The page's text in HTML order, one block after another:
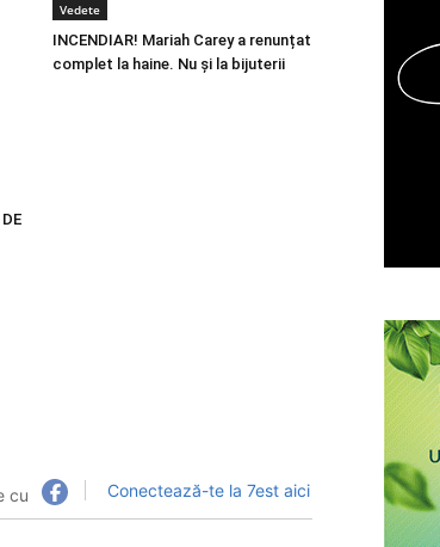
Vedete
INCENDIAR! Mariah Carey a renunțat
complet la haine. Nu și la bijuterii
cu Conectează-te la 7est aici